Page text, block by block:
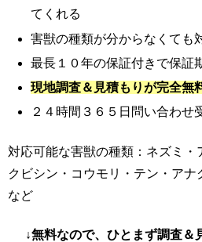
てくれる
害獣の種類が分からなくても
最長１０年の保証付きで保証
現地調査＆見積もりが完全無
２４時間３６５日問い合わせ
対応可能な害獣の種類：ネズミ・
クビシン・コウモリ・テン・アナ
など
↓無料なので、ひとまず調査＆